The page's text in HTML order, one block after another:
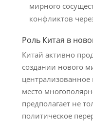
мирного
конфликтов
Роль Китая в
Китай активно
создании нового
централизованное
место
предполагает не
политическое